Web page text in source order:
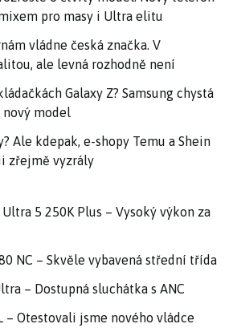
pro masy i Ultra elitu
vládne česká značka. V
ale levná rozhodně není
Galaxy Z? Samsung chystá
model
Ale kdepak, e-shopy Temu a Shein
zřejmě vyzrály
5 250K Plus – Vysoký výkon za
NC – Skvěle vybavená střední třída
– Dostupná sluchátka s ANC
– Otestovali jsme nového vládce